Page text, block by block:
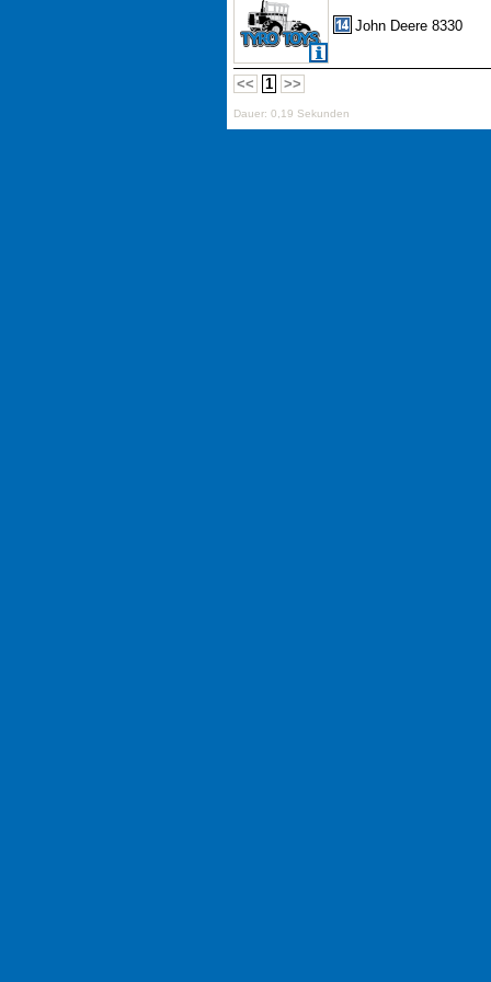
John Deere 8330
<< 1 >>
Dauer: 0,19 Sekunden